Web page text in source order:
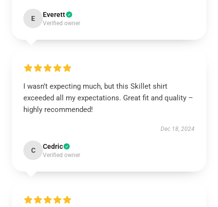
E Everett
Verified owner
I wasn’t expecting much, but this Skillet shirt
exceeded all my expectations. Great fit and quality –
highly recommended!
Dec 18, 2024
C Cedric
Verified owner